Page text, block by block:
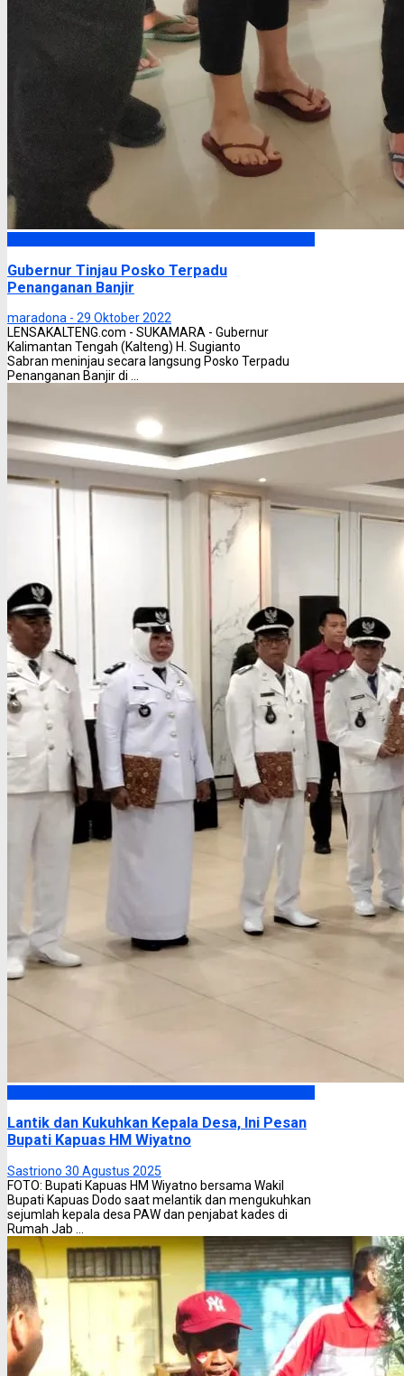
Gubernur Tinjau Posko Terpadu
Penanganan Banjir
maradona - 29 Oktober 2022
LENSAKALTENG.com - SUKAMARA - Gubernur
Kalimantan Tengah (Kalteng) H. Sugianto
Sabran meninjau secara langsung Posko Terpadu
Penanganan Banjir di ...
Lantik dan Kukuhkan Kepala Desa, Ini Pesan
Bupati Kapuas HM Wiyatno
Sastriono 30 Agustus 2025
FOTO: Bupati Kapuas HM Wiyatno bersama Wakil
Bupati Kapuas Dodo saat melantik dan mengukuhkan
sejumlah kepala desa PAW dan penjabat kades di
Rumah Jab ...